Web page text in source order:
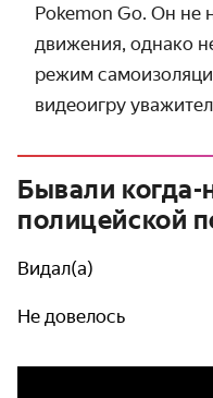
Pokemon Go. Он не
движения, однако
режим
видеоигру
Бывали когда-
полицейской
Видал(а)
Не довелось